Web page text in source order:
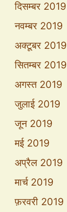
दिसम्बर 2019
नवम्बर 2019
अक्टूबर 2019
सितम्बर 2019
अगस्त 2019
जुलाई 2019
जून 2019
मई 2019
अप्रैल 2019
मार्च 2019
फ़रवरी 2019